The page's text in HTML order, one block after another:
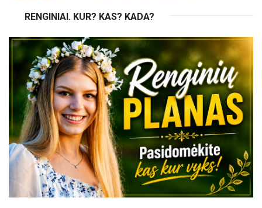
RENGINIAI. KUR? KAS? KADA?